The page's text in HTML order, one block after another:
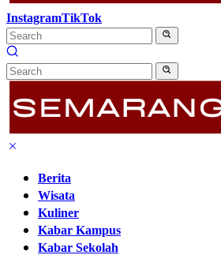
InstagramTikTok
Berita
Wisata
Kuliner
Kabar Kampus
Kabar Sekolah